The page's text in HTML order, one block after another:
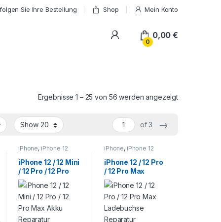
Sie Ihre Bestellung Shop Mein Konto
My Account
0
0,00€
Ergebnisse 1 – 25 von 56 werden angezeigt
of 3 →
iPhone, iPhone 12
Reparatur
iPhone 12 / 12 Mini
/ 12 Pro / 12 Pro
Max Akku
Reparatur
iPhone, iPhone 12
Reparatur
iPhone 12 / 12 Pro
/ 12 Pro Max
Ladebuchse
Reparatur